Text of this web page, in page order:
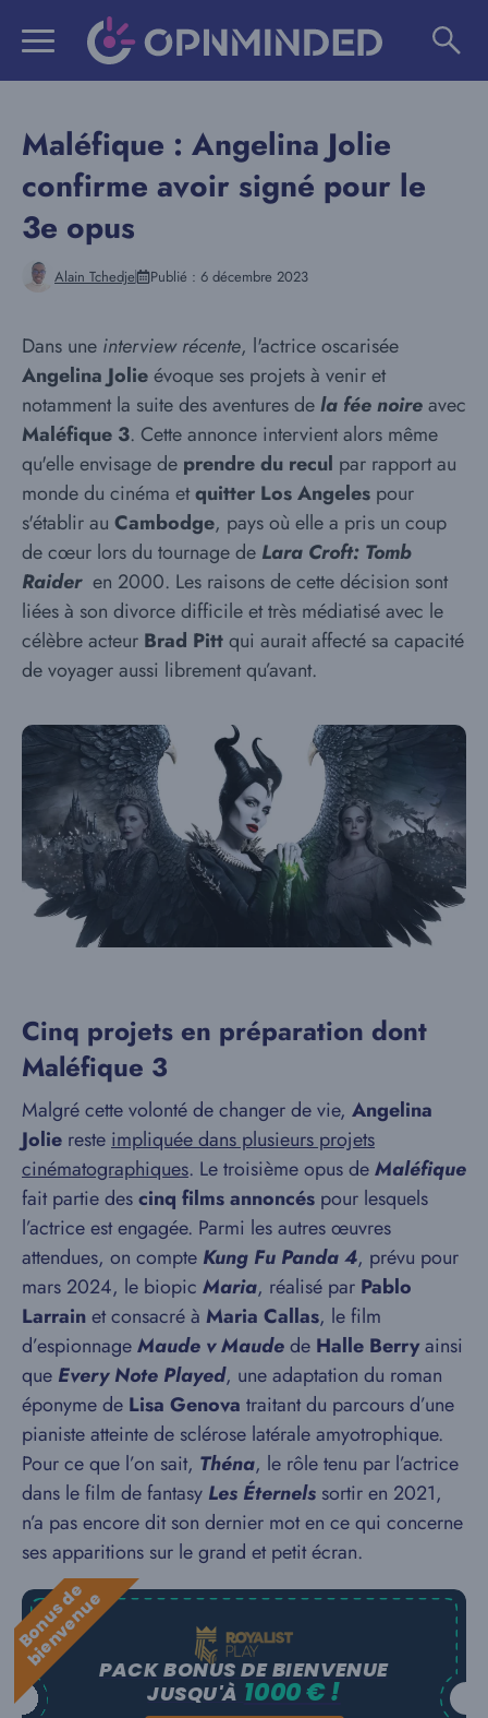
Maléfique : Angelina Jolie
confirme avoir signé pour le
3e opus
Alain Tchedje Publié : 6 décembre 2023
Dans une interview récente, l'actrice oscarisée
Angelina Jolieévoque ses projets à venir et
notamment la suite des aventures dela fée noireavec
Maléfique 3. Cette annonce intervient alors même
qu'elle envisage de prendre du recul par rapport au
monde du cinéma etquitter Los Angeles pour
s'établir au Cambodge, pays où elle a pris un coup
de cœur lors du tournage de Lara Croft: Tomb
Raideren 2000. Les raisons de cette décision sont
liées à son divorce difficile et très médiatisé avec le
célèbre acteur Brad Pittqui aurait affecté sa capacité
de voyager aussi librement qu’avant.
Cinq projets en préparation dont
Maléfique 3
Malgré cette volonté de changer de vie, Angelina
Jolie reste impliquée dans plusieurs projets
cinématographiques. Le troisième opus deMaléfique
fait partie descinq films annoncés pour lesquels
l’actrice est engagée. Parmi les autres œuvres
attendues, on compte Kung Fu Panda 4, prévu pour
mars 2024, le biopic Maria, réalisé par Pablo
Larrainet consacré à Maria Callas, le film
d’espionnageMaude v Maudede Halle Berryainsi
que Every Note Played, une adaptation du roman
éponyme de Lisa Genova traitant du parcours d’une
pianiste atteinte de sclérose latérale amyotrophique.
Pour ce que l’on sait, Théna, le rôle tenu par l’actrice
dans le film de fantasy Les Éternels sortir en 2021,
n’a pas encore dit son dernier mot en ce qui concerne
ses apparitions sur le grand et petit écran.
B
o
n
u
s
d
e
b
i
e
n
v
e
n
u
ePACK BONUS DE BIENVENUE
JUSQU'À 1000 € !